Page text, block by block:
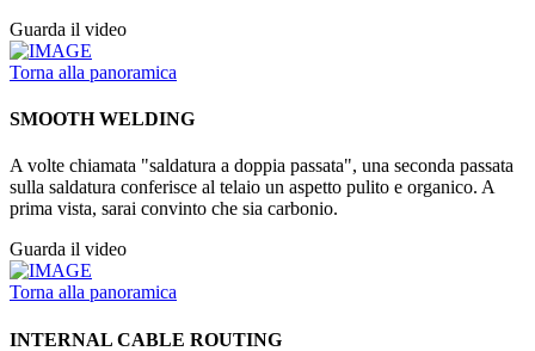
Guarda il video
Torna alla panoramica
SMOOTH WELDING
A volte chiamata "saldatura a doppia passata", una seconda passata
sulla saldatura conferisce al telaio un aspetto pulito e organico. A
prima vista, sarai convinto che sia carbonio.
Guarda il video
Torna alla panoramica
INTERNAL CABLE ROUTING